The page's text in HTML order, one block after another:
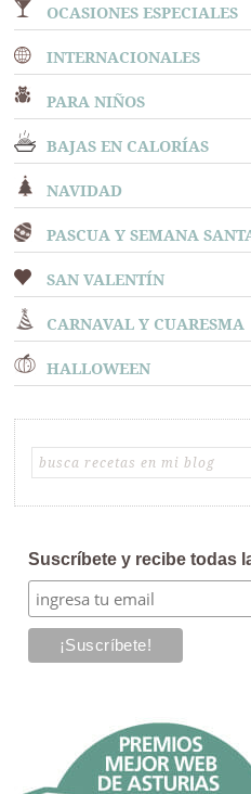
OCASIONES ESPECIALES
INTERNACIONALES
PARA NIÑOS
BAJAS EN CALORÍAS
NAVIDAD
PASCUA Y SEMANA
SAN VALENTÍN
CARNAVAL Y CUARESMA
HALLOWEEN
Suscríbete y recibe todas